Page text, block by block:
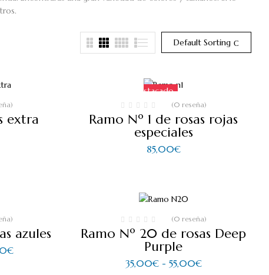
Default Sorting
extra
Destacado
(0 reseña)
Ramo Nº 1 de rosas rojas
especiales
85,00€
azules
€Rango
(0 reseña)
Ramo Nº 20 de rosas Deep
Purple
35,00€ - 55,00€Rango